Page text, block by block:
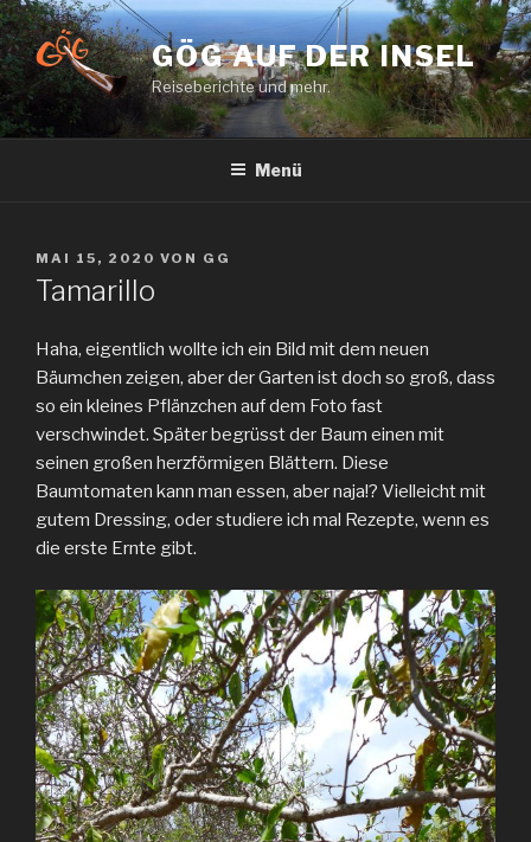
Zum
Inhalt
springen
GÖG AUF DER INSEL
Reiseberichte und mehr.
Menü
VERÖFFENTLICHT
AM
MAI 15, 2020 VON GG
Tamarillo
Haha, eigentlich wollte ich ein Bild mit dem neuen
Bäumchen zeigen, aber der Garten ist doch so groß, dass
so ein kleines Pflänzchen auf dem Foto fast
verschwindet. Später begrüsst der Baum einen mit
seinen großen herzförmigen Blättern. Diese
Baumtomaten kann man essen, aber naja!? Vielleicht mit
gutem Dressing, oder studiere ich mal Rezepte, wenn es
die erste Ernte gibt.